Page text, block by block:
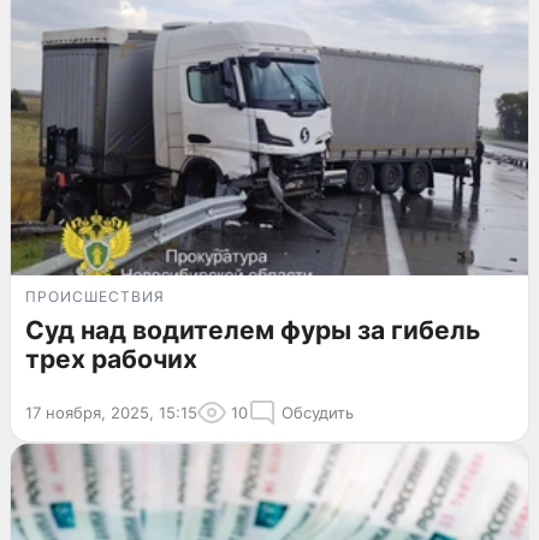
ПРОИСШЕСТВИЯ
Суд над водителем фуры за гибель
трех рабочих
17 ноября, 2025, 15:15 10 Обсудить